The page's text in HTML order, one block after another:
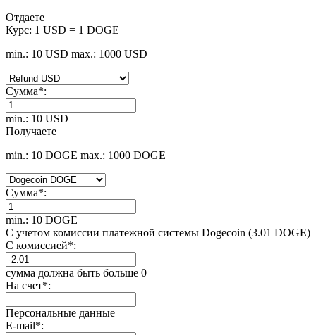
Отдаете
Курс: 1 USD = 1 DOGE
min.: 10 USD max.: 1000 USD
Сумма*:
min.: 10 USD
Получаете
min.: 10 DOGE max.: 1000 DOGE
Сумма*:
min.: 10 DOGE
С учетом комиссии платежной системы Dogecoin (3.01 DOGE)
С комиссией*:
сумма должна быть больше 0
На счет*:
Персональные данные
E-mail*: